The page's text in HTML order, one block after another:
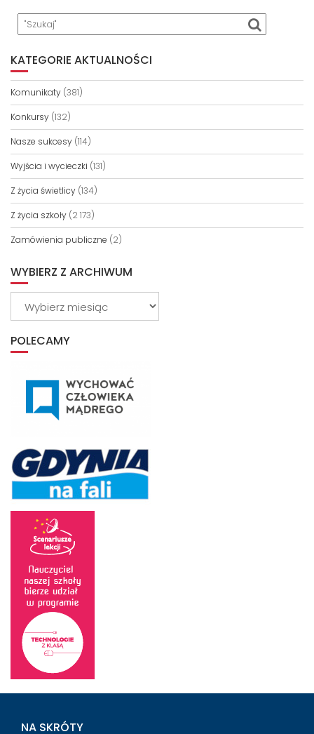
KATEGORIE AKTUALNOŚCI
Komunikaty (381)
Konkursy (132)
Nasze sukcesy (114)
Wyjścia i wycieczki (131)
Z życia świetlicy (134)
Z życia szkoły (2 173)
Zamówienia publiczne (2)
WYBIERZ Z ARCHIWUM
POLECAMY
NA SKRÓTY